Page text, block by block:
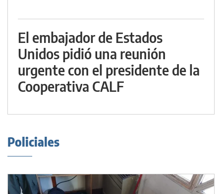
El embajador de Estados
Unidos pidió una reunión
urgente con el presidente de la
Cooperativa CALF
Policiales